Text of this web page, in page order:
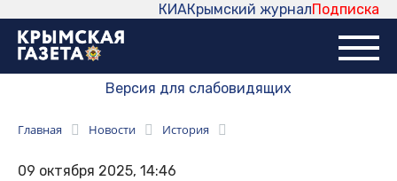
Подписка
Крымский журнал
КИА
Версия для слабовидящих
Главная Новости История
09 октября 2025, 14:46